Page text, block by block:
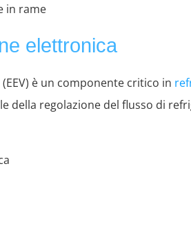
elettronica
è un componente critico in
della regolazione del flusso di